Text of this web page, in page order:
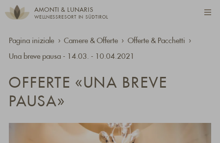
AMONTI & LUNARIS
WELLNESSRESORT IN SÜDTIROL
Pagina iniziale Camere & Offerte Offerte & Pacchetti
Una breve pausa - 14.03. - 10.04.2021
OFFERTE «UNA BREVE
PAUSA»